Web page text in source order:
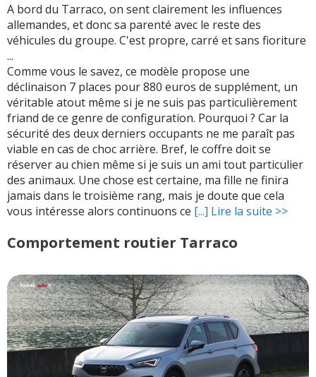
A bord du Tarraco, on sent clairement les influences
allemandes, et donc sa parenté avec le reste des
véhicules du groupe. C'est propre, carré et sans fioriture
...
Comme vous le savez, ce modèle propose une
déclinaison 7 places pour 880 euros de supplément, un
véritable atout même si je ne suis pas particulièrement
friand de ce genre de configuration. Pourquoi ? Car la
sécurité des deux derniers occupants ne me paraît pas
viable en cas de choc arrière. Bref, le coffre doit se
réserver au chien même si je suis un ami tout particulier
des animaux. Une chose est certaine, ma fille ne finira
jamais dans le troisième rang, mais je doute que cela
vous intéresse alors continuons ce [...] Lire la suite >>
Comportement routier Tarraco